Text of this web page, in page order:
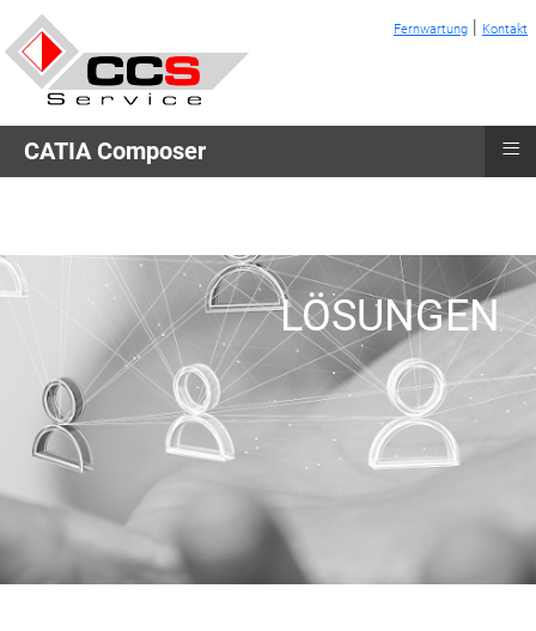
Fernwartung | Kontakt
CATIA Composer ≡
LÖSUNGEN